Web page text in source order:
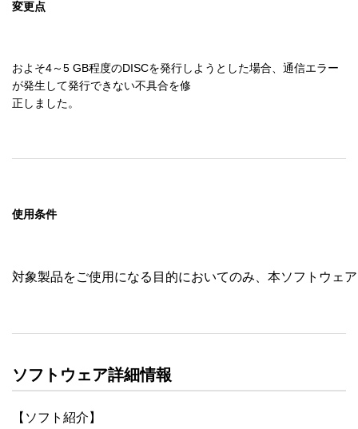
変更点
およそ4～5 GB程度のDISCを発行しようとした場合、通信エラー
が発生して発行できない不具合を修
正しました。
使用条件
対象製品をご使用になる目的においてのみ、本ソフトウェ
ソフトウェア詳細情報
【ソフト紹介】